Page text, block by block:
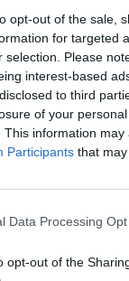
opt-out of the sale,
for targeted
selection. Please
interest-based
to third
of your
This information
Participants that
Data Processing
opt-out of the
που υπεγράφη
επίλυση
ισχύ χθες στις
(Ιλχάμ
του πυρός και
Καραμπάχ